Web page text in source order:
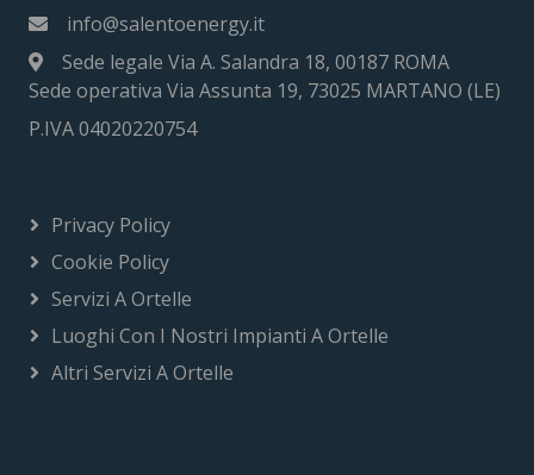
info@salentoenergy.it
Sede legale Via A. Salandra 18, 00187 ROMA
Sede operativa Via Assunta 19, 73025 MARTANO (LE)
P.IVA 04020220754
Privacy Policy
Cookie Policy
Servizi A Ortelle
Luoghi Con I Nostri Impianti A Ortelle
Altri Servizi A Ortelle